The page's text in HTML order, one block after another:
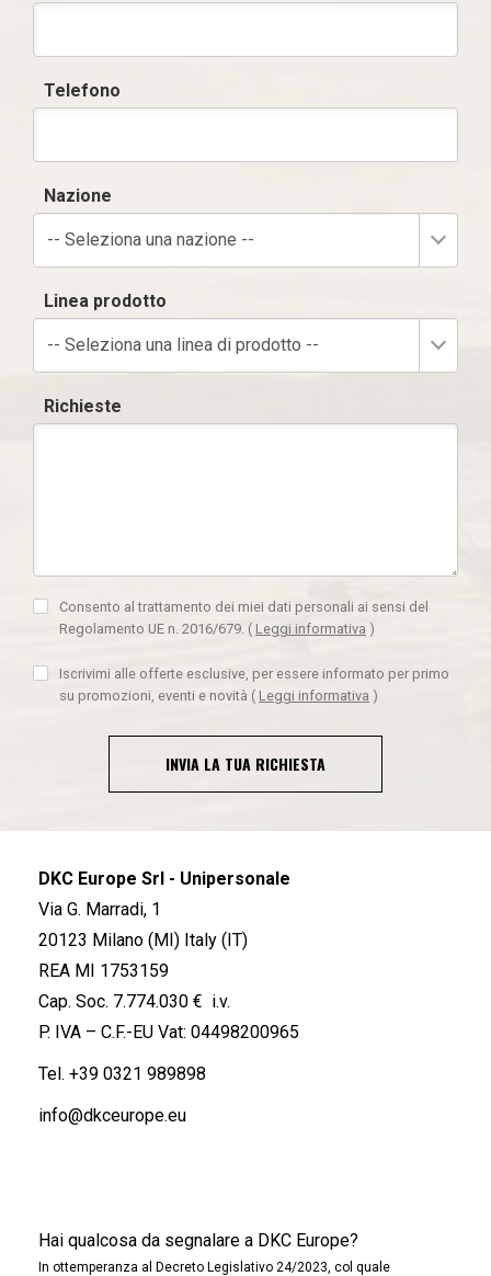
Telefono
Nazione
-- Seleziona una nazione --
Linea prodotto
-- Seleziona una linea di prodotto --
Richieste
Consento al trattamento dei miei dati personali ai sensi del
Regolamento UE n. 2016/679. ( Leggi informativa )
Iscrivimi alle offerte esclusive, per essere informato per primo
su promozioni, eventi e novità ( Leggi informativa )
INVIA LA TUA RICHIESTA
DKC Europe Srl - Unipersonale
Via G. Marradi, 1
20123 Milano (MI) Italy (IT)
REA MI 1753159
Cap. Soc. 7.774.030 € i.v.
P. IVA – C.F.-EU Vat: 04498200965
Tel. +39 0321 989898
info@dkceurope.eu
Hai qualcosa da segnalare a DKC Europe?
In ottemperanza al Decreto Legislativo 24/2023, col quale